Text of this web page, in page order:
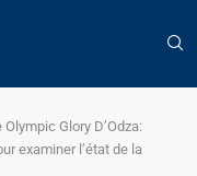
Glory D’Odza:
examiner l’état de la